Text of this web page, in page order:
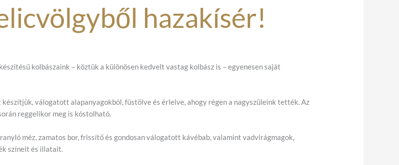
hazakísér!
kolbászaink – köztük a különösen kedvelt vastag kolbász is – egyenesen saját
válogatott alapanyagokból, füstölve és érlelve, ahogy régen a nagyszüleink tették. Az
reggelikor meg is kóstolható.
méz, zamatos bor, frissítő és gondosan válogatott kávébab, valamint vadvirágmagok,
színeit és illatait.